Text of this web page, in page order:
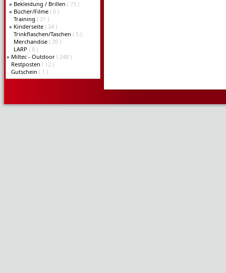
» Bekleidung / Brillen ( 73 )
» Bücher/Filme ( 6 )
Training ( 21 )
» Kinderseite ( 24 )
Trinkflaschen/Taschen ( 5 )
Merchandise ( 20 )
LARP ( 8 )
» Miltec - Outdoor ( 248 )
Restposten ( 12 )
Gutschein ( 1 )